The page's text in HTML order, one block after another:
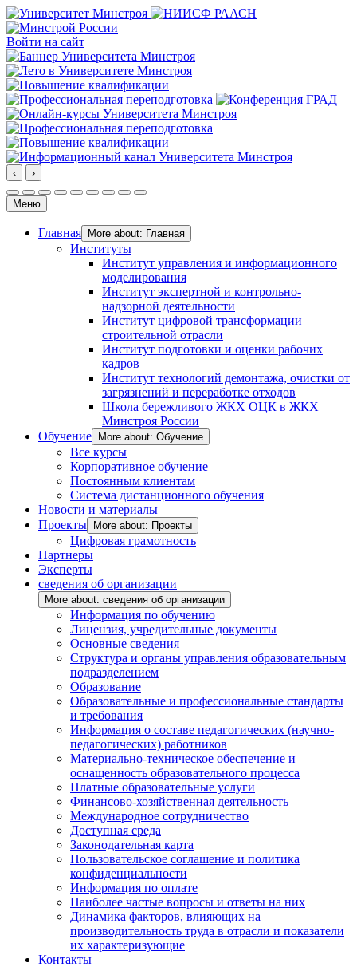
Войти на сайт
‹ ›
Меню
Главная More about: Главная
Институты
Институт управления и информационного
моделирования
Институт экспертной и контрольно-
надзорной деятельности
Институт цифровой трансформации
строительной отрасли
Институт подготовки и оценки рабочих
кадров
Институт технологий демонтажа, очистки от
загрязнений и переработке отходов
Школа бережливого ЖКХ ОЦК в ЖКХ
Минстроя России
Обучение
More about: Обучение
Все курсы
Корпоративное обучение
Постоянным клиентам
Система дистанционного обучения
Новости и материалы
Проекты
More about: Проекты
Цифровая грамотность
Партнеры
Эксперты
сведения об организации
More about: сведения об организации
Информация по обучению
Лицензия, учредительные документы
Основные сведения
Структура и органы управления образовательным
подразделением
Образование
Образовательные и профессиональные стандарты
и требования
Информация о составе педагогических (научно-
педагогических) работников
Материально-техническое обеспечение и
оснащенность образовательного процесса
Платные образовательные услуги
Финансово-хозяйственная деятельность
Международное сотрудничество
Доступная среда
Законодательная карта
Пользовательское соглашение и политика
конфиденциальности
Информация по оплате
Наиболее частые вопросы и ответы на них
Динамика факторов, влияющих на
производительность труда в отрасли и показатели
их характеризующие
Контакты